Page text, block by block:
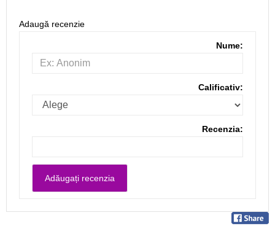
Adaugă recenzie
Nume:
Calificativ:
Recenzia: